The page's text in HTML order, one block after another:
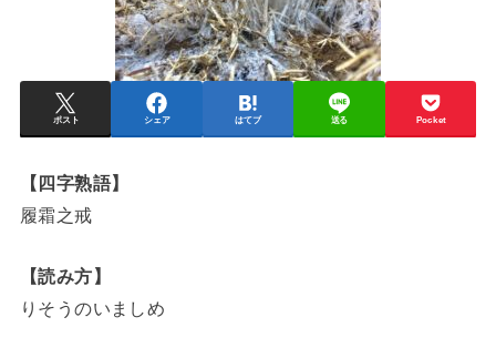
ポスト シェア はてブ 送る Pocket
【四字熟語】
履霜之戒
【読み方】
りそうのいましめ